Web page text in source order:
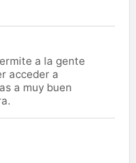
a la gente
acceder a
a muy buen